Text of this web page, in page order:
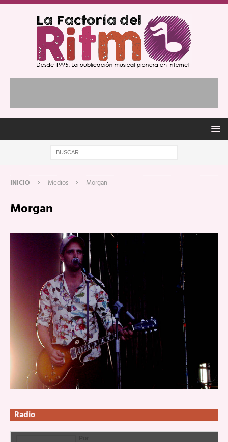
INICIO Medios Morgan
Morgan
Radio